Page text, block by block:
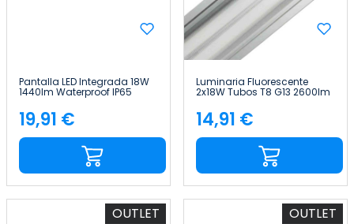
Pantalla LED Integrada 18W
1440lm Waterproof IP65
6000K 50000H Eilen
Precio
19,91 €
Luminaria Fluorescente
2x18W Tubos T8 G13 2600lm
Precio
14,91 €
OUTLET OUTLET